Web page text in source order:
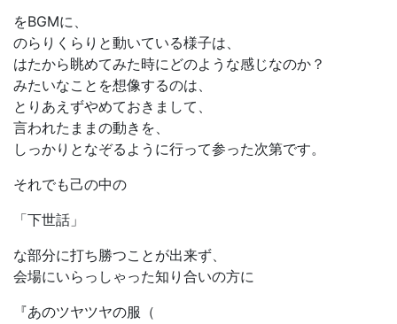
をBGMに、
のらりくらりと動いている様子は、
はたから眺めてみた時にどのような感じなのか？
みたいなことを想像するのは、
とりあえずやめておきまして、
言われたままの動きを、
しっかりとなぞるように行って参った次第です。
それでも己の中の
「下世話」
な部分に打ち勝つことが出来ず、
会場にいらっしゃった知り合いの方に
『あのツヤツヤの服（